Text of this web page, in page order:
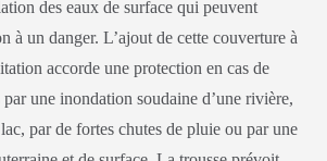
des eaux de surface qui peuvent
à un danger. L’ajout de cette couverture à
accorde une protection en cas de
par une inondation soudaine d’une rivière,
par de fortes chutes de pluie ou par une